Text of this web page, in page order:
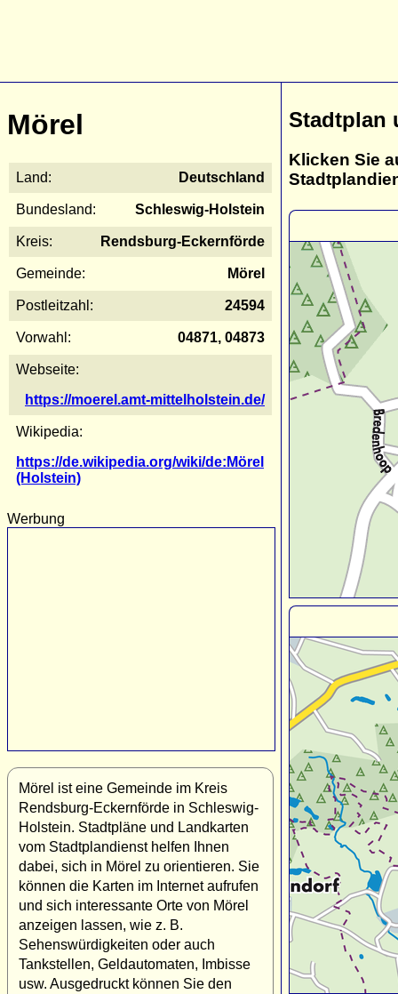
Mörel
Land: Deutschland
Bundesland: Schleswig-Holstein
Kreis: Rendsburg-Eckernförde
Gemeinde: Mörel
Postleitzahl: 24594
Vorwahl: 04871, 04873
Webseite:
https://moerel.amt-mittelholstein.de/
Wikipedia:
https://de.wikipedia.org/wiki/de:Mörel
(Holstein)
Werbung
Mörel ist eine Gemeinde im Kreis
Rendsburg-Eckernförde in Schleswig-
Holstein. Stadtpläne und Landkarten
vom Stadtplandienst helfen Ihnen
dabei, sich in Mörel zu orientieren. Sie
können die Karten im Internet aufrufen
und sich interessante Orte von Mörel
anzeigen lassen, wie z. B.
Sehenswürdigkeiten oder auch
Tankstellen, Geldautomaten, Imbisse
usw. Ausgedruckt können Sie den
Stadtplan
Klicken Sie